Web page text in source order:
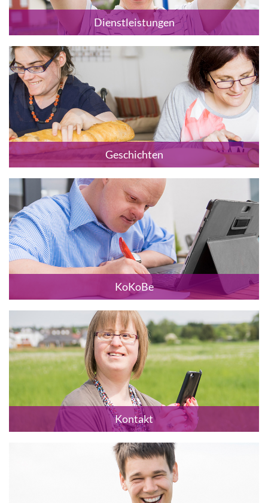
Dienstleistungen
Geschichten
KoKoBe
Kontakt